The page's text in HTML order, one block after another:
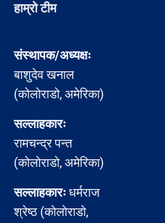
हाम्रो टीम
संस्थापक/अध्यक्षः
बाशुदेव खनाल
(कोलोराडो, अमेरिका)
सल्लाहकारः
रामचन्द्र पन्त
(कोलोराडो, अमेरिका)
सल्लाहकारःधर्मराज
श्रेष्ठ (कोलोराडो,